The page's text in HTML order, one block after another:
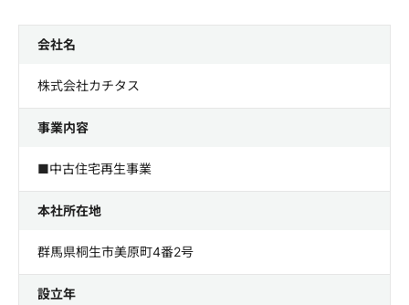
会社名
株式会社カチタス
事業内容
■中古住宅再生事業
本社所在地
群馬県桐生市美原町4番2号
設立年